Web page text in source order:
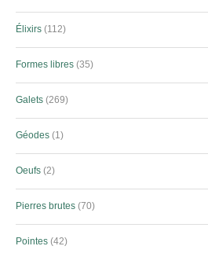
Élixirs 112
Formes libres 35
Galets 269
Géodes 1
Oeufs 2
Pierres brutes 70
Pointes 42